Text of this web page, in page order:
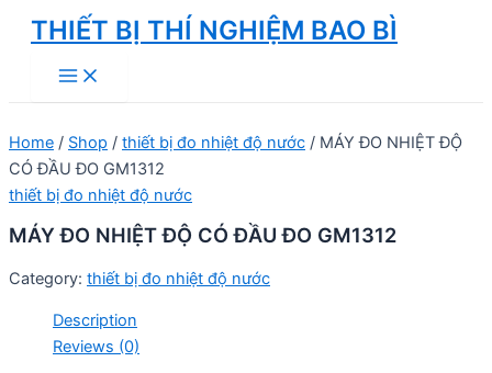
Skip
content
THIẾT BỊ THÍ NGHIỆM BAO BÌ
Main
Menu
Home / Shop / thiết bị đo nhiệt độ nước / MÁY ĐO NHIỆT ĐỘ
CÓ ĐẦU ĐO GM1312
thiết bị đo nhiệt độ nước
MÁY ĐO NHIỆT ĐỘ CÓ ĐẦU ĐO GM1312
Category: thiết bị đo nhiệt độ nước
Description
Reviews (0)